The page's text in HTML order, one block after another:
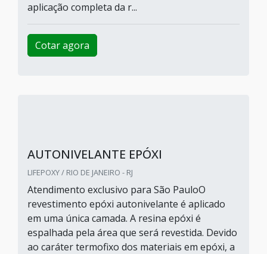
aplicação completa da r...
Cotar agora
AUTONIVELANTE EPÓXI
LIFEPOXY / RIO DE JANEIRO - RJ
Atendimento exclusivo para São PauloO
revestimento epóxi autonivelante é aplicado
em uma única camada. A resina epóxi é
espalhada pela área que será revestida. Devido
ao caráter termofixo dos materiais em epóxi, a